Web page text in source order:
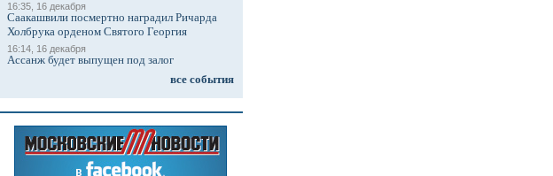
16:35, 16 декабря
Саакашвили посмертно наградил Ричарда
Холбрука орденом Святого Георгия
16:14, 16 декабря
Ассанж будет выпущен под залог
все события